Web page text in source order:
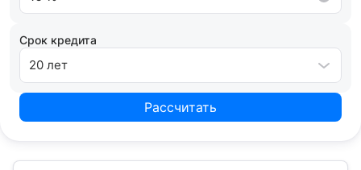
Срок кредита
20 лет
Рассчитать